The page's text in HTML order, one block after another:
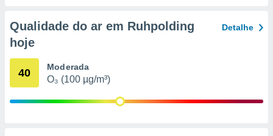
Qualidade do ar em Ruhpolding
hoje
Detalhe
40 Moderada
O₃ (100 µg/m³)